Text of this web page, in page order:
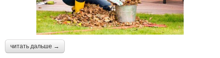
читать дальше →